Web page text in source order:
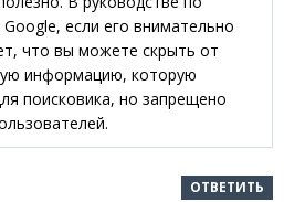
если его внимательно
что вы можете скрыть от
информацию, которую
поисковика, но запрещено
ОТВЕТИТЬ